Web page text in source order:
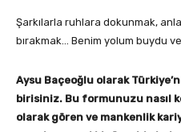
Şarkılarla ruhlara dokunmak,
bırakmak… Benim yolum buydu
Aysu Baçeoğlu olarak
birisiniz. Bu formunuzu nasıl
olarak gören ve mankenlik